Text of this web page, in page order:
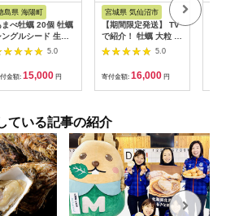
島県 海陽町
まべ牡蠣 20個 牡蠣
ングルシード 生食
殻付き かき カキ
イスター 生ガキ 生
蠣 生がき 生かき ギ
ト 貝 旨味
5.0
金額: 15,000 円
アム
宮城県 気仙沼市
【期間限定発送】 TV
で紹介！ 牡蠣 大粒 3
～4年モノ 生食 殻付
き牡蠣 約3kg(約9-12
個入) [住喜水産 宮城
県 気仙沼市
20564160] 期間限定
カキ かき 生牡蠣 魚貝
類 生牡蠣 貝 海鮮 魚
介類 なべ カキフライ
牡蠣ご飯 魚介
5.0
寄付金額: 16,000 円
ている記事の紹介